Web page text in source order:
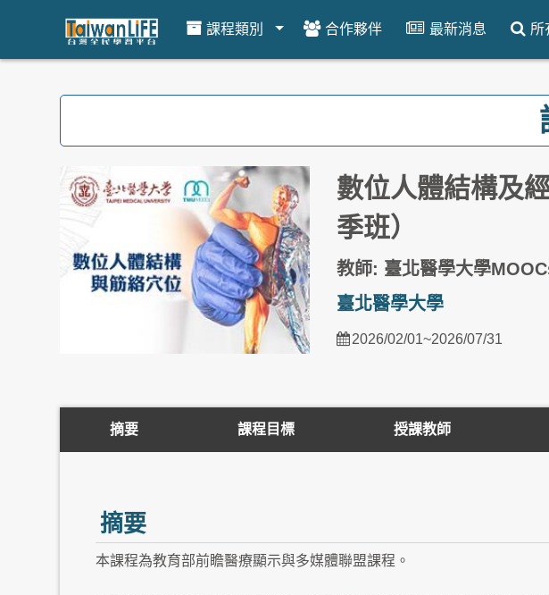
課程類別 合作夥伴 最新消息 所
數位人體結構及
季班）
教師: 臺北醫學大學
臺北醫學大學
2026/02/01~2026/07/31
摘要 課程目標 授課教師
摘要
本課程為教育部前瞻醫療顯示與多媒體聯盟課程。